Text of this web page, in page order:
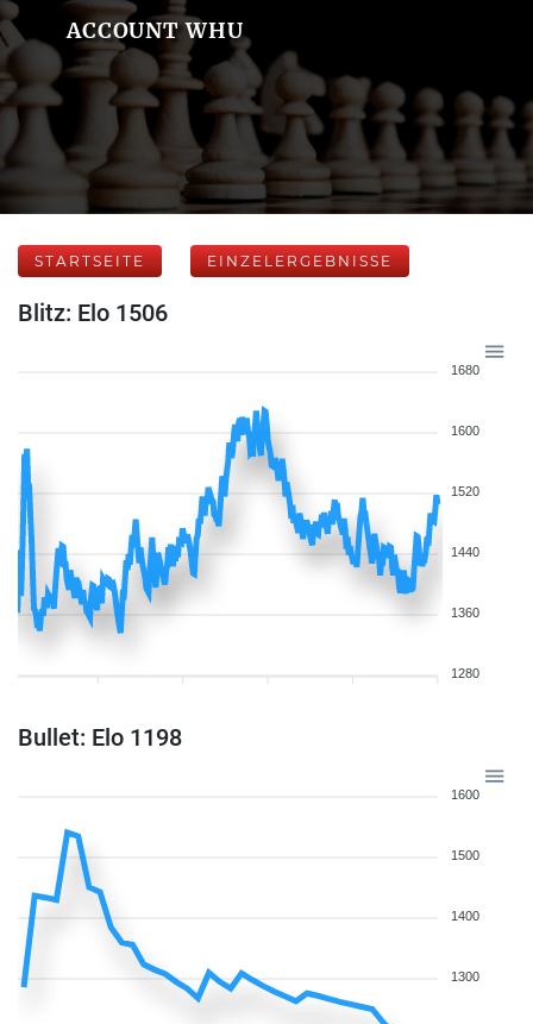
ACCOUNT WHU
STARTSEITE EINZELERGEBNISSE
Blitz: Elo 1506
1680
1600
1520
1440
1360
1280
Bullet: Elo 1198
1600
1500
1400
1300